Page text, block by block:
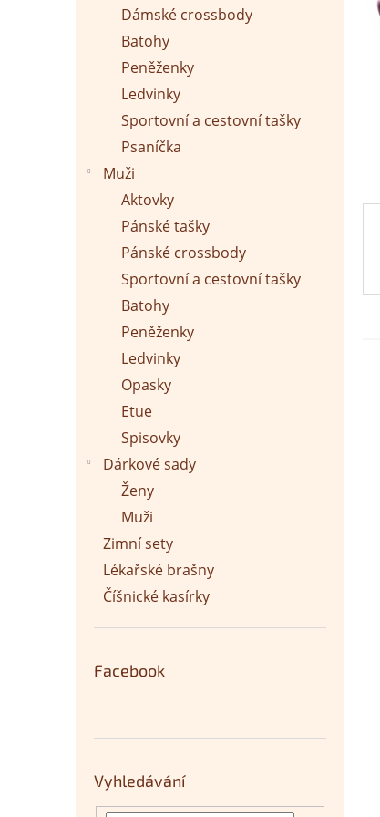
Dámské crossbody
Batohy
Peněženky
Ledvinky
Sportovní a cestovní tašky
Psaníčka
Muži
Aktovky
Pánské tašky
Pánské crossbody
Sportovní a cestovní tašky
Batohy
Peněženky
Ledvinky
Opasky
Etue
Spisovky
Dárkové sady
Ženy
Muži
Zimní sety
Lékařské brašny
Číšnické kasírky
Facebook
Vyhledávání